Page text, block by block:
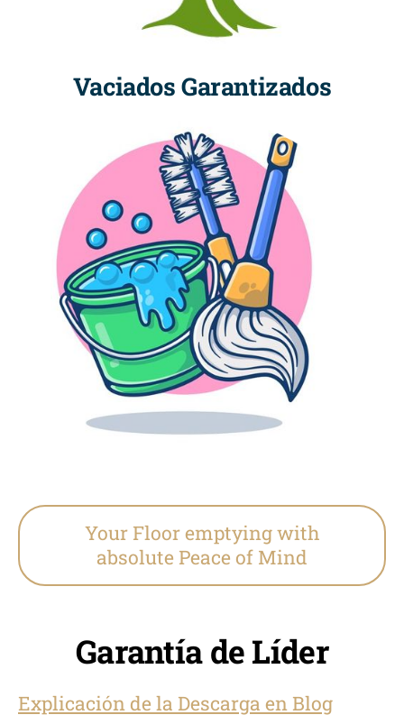
Vaciados Garantizados
Your Floor emptying with
absolute Peace of Mind
Garantía de Líder
Explicación de la Descarga en Blog